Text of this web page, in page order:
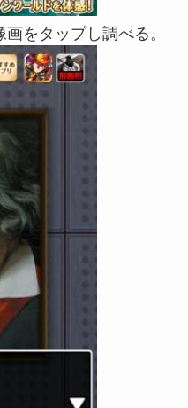
画をタップし調べる。